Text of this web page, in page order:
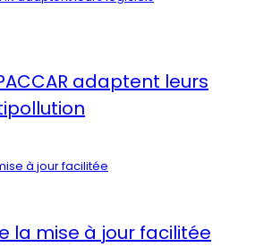
adaptent leurs
la mise à jour facilitée